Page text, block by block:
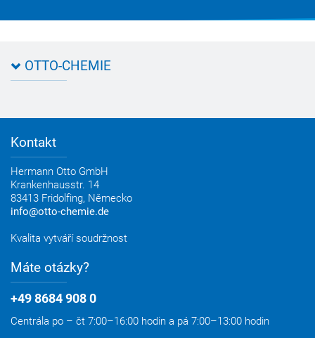
OTTO-CHEMIE
Příjezd
Kontakt
Hermann Otto GmbH
Krankenhausstr. 14
83413 Fridolfing, Německo
info@otto-chemie.de
Kvalita vytváří soudržnost
Máte otázky?
+49 8684 908 0
Centrála po – čt 7:00–16:00 hodin a pá 7:00–13:00 hodin